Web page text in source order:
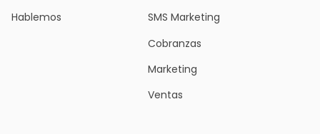
Hablemos
SMS Marketing
Cobranzas
Marketing
Ventas